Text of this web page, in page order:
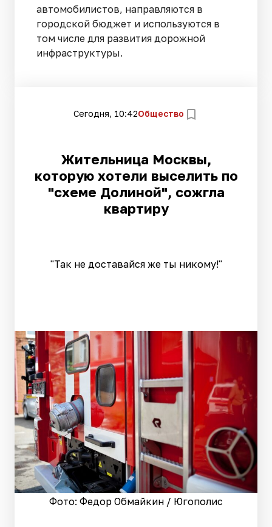
автомобилистов, направляются в
городской бюджет и используются в
том числе для развития дорожной
инфраструктуры.
Сегодня, 10:42Общество
Жительница Москвы,
которую хотели выселить по
"схеме Долиной", сожгла
квартиру
"Так не доставайся же ты никому!"
Фото: Федор Обмайкин / Югополис